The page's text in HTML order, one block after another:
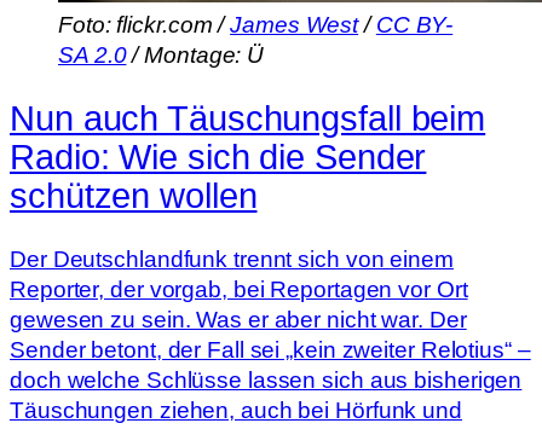
Foto: flickr.com /James West/CC BY-
SA 2.0/ Montage: Ü
Nun auch Täuschungsfall beim
Radio: Wie sich die Sender
schützen wollen
Der Deutschlandfunk trennt sich von einem
Reporter, der vorgab, bei Reportagen vor Ort
gewesen zu sein. Was er aber nicht war. Der
Sender betont, der Fall sei „kein zweiter Relotius“ –
doch welche Schlüsse lassen sich aus bisherigen
Täuschungen ziehen, auch bei Hörfunk und